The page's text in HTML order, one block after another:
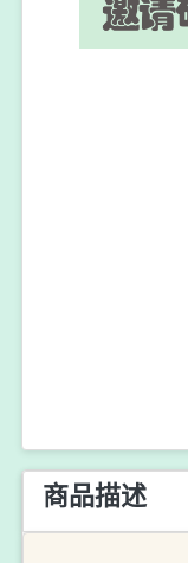
商品描述